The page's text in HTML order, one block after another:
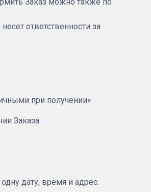
ответственности за
при получении».
Заказа.
дату, время и адрес.